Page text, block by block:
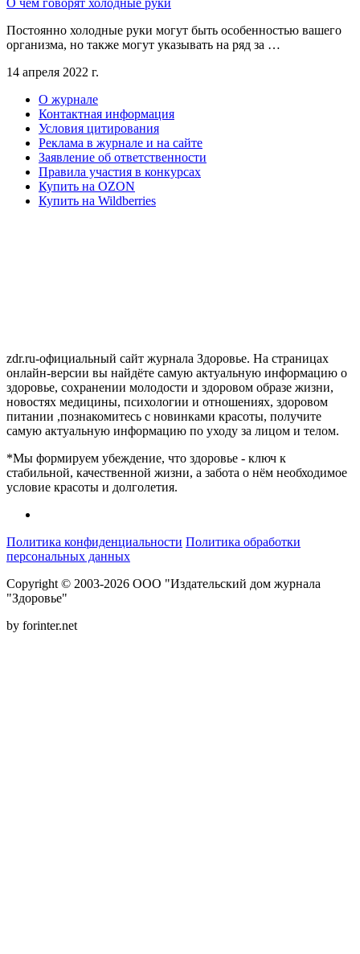
Постоянно холодные руки могут быть особенностью вашего
организма, но также могут указывать на ряд за …
14 апреля 2022 г.
О журнале
Контактная информация
Условия цитирования
Реклама в журнале и на сайте
Заявление об ответственности
Правила участия в конкурсах
Купить на OZON
Купить на Wildberries
zdr.ru-официальный сайт журнала Здоровье. На страницах
онлайн-версии вы найдёте самую актуальную информацию о
здоровье, сохранении молодости и здоровом образе жизни,
новостях медицины, психологии и отношениях, здоровом
питании ,познакомитесь с новинками красоты, получите
самую актуальную информацию по уходу за лицом и телом.
*Мы формируем убеждение, что здоровье - ключ к
стабильной, качественной жизни, а забота о нём необходимое
условие красоты и долголетия.
Политика конфиденциальности Политика обработки
персональных данных
Copyright © 2003-2026 ООО "Издательский дом журнала
"Здоровье"
by forinter.net